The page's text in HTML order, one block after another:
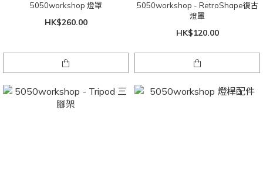
5050workshop 燈罩
HK$260.00
5050workshop - RetroShape復古
燈罩
HK$120.00